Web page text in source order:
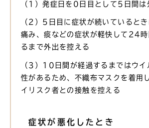
（1）発症日を0日目として5日間は
（2）5日目に症状が続いていると
痛み、痰などの症状が軽快して24時
るまで外出を控える
（3）10日間が経過するまではウイ
性があるため、不織布マスクを着用
イリスク者との接触を控える
症状が悪化したとき